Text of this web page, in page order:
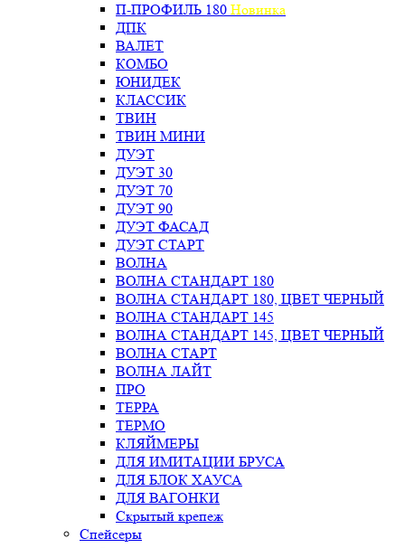
П-ПРОФИЛЬ 180 Новинка
ДПК
ВАЛЕТ
КОМБО
ЮНИДЕК
КЛАССИК
ТВИН
ТВИН МИНИ
ДУЭТ
ДУЭТ 30
ДУЭТ 70
ДУЭТ 90
ДУЭТ ФАСАД
ДУЭТ СТАРТ
ВОЛНА
ВОЛНА СТАНДАРТ 180
ВОЛНА СТАНДАРТ 180, ЦВЕТ ЧЕРНЫЙ
ВОЛНА СТАНДАРТ 145
ВОЛНА СТАНДАРТ 145, ЦВЕТ ЧЕРНЫЙ
ВОЛНА СТАРТ
ВОЛНА ЛАЙТ
ПРО
ТЕРРА
ТЕРМО
КЛЯЙМЕРЫ
ДЛЯ ИМИТАЦИИ БРУСА
ДЛЯ БЛОК ХАУСА
ДЛЯ ВАГОНКИ
Скрытый крепеж
Спейсеры